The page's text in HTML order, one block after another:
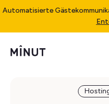
Automatisierte